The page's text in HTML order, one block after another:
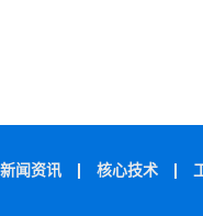
新闻资讯 核心技术